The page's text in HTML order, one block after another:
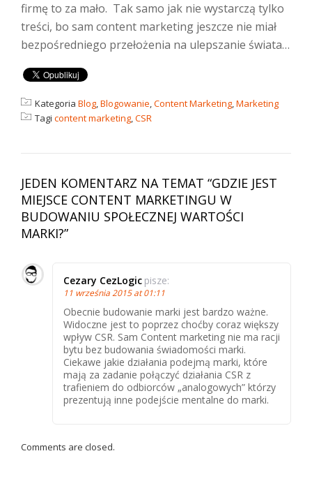
firmę to za mało. Tak samo jak nie wystarczą tylko
treści, bo sam content marketing jeszcze nie miał
bezpośredniego przełożenia na ulepszanie świata…
Kategoria Blog,Blogowanie,Content Marketing,Marketing
Tagi content marketing,CSR
JEDEN KOMENTARZ NA TEMAT “GDZIE JEST
MIEJSCE CONTENT MARKETINGU W
BUDOWANIU SPOŁECZNEJ WARTOŚCI
MARKI?”
Cezary CezLogic pisze:
11 września 2015 at 01:11
Obecnie budowanie marki jest bardzo ważne.
Widoczne jest to poprzez choćby coraz większy
wpływ CSR. Sam Content marketing nie ma racji
bytu bez budowania świadomości marki.
Ciekawe jakie działania podejmą marki, które
mają za zadanie połączyć działania CSR z
trafieniem do odbiorców „analogowych” którzy
prezentują inne podejście mentalne do marki.
Comments are closed.